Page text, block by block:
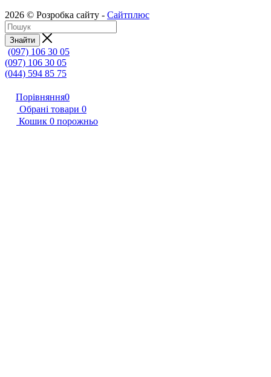
2026 © Розробка сайту - Сайтплюс
Знайти
(097) 106 30 05
(097) 106 30 05
(044) 594 85 75
Порівняння0
Обрані товари 0
Кошик 0 порожньо